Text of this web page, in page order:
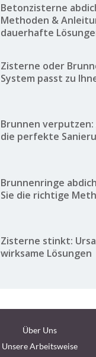
Betonzisterne
Methoden &
dauerhafte
Zisterne oder
System passt zu
Brunnen
die perfekte
Brunnenringe
Sie die richtige
Zisterne stinkt:
wirksame Lösungen
Über Uns
Unsere Arbeitsweise